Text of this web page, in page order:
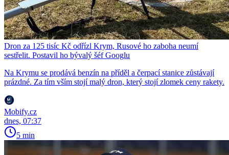
Dron za 125 tisíc Kč odřízl Krym, Rusové ho zaboha neumí
sestřelit. Postavil ho bývalý šéf Googlu
Na Krymu se prodává benzín na příděl a čerpací stanice zůstávají
prázdné. Za tím vším stojí malý dron, který stojí zlomek ceny rakety.
Mobify.cz
dnes, 07:37
5 min